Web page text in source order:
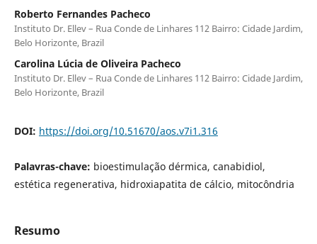
Roberto Fernandes Pacheco
Instituto Dr. Ellev – Rua Conde de Linhares 112 Bairro: Cidade Jardim,
Belo Horizonte, Brazil
Carolina Lúcia de Oliveira Pacheco
Instituto Dr. Ellev – Rua Conde de Linhares 112 Bairro: Cidade Jardim,
Belo Horizonte, Brazil
DOI: https://doi.org/10.51670/aos.v7i1.316
Palavras-chave: bioestimulação dérmica, canabidiol,
estética regenerativa, hidroxiapatita de cálcio, mitocôndria
Resumo